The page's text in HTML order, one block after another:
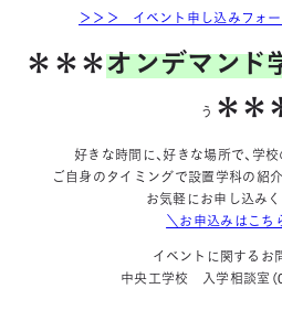
＞＞＞ イベント申し込みフォ
＊＊＊オンデマンド
う ＊＊
好きな時間に、好きな場所で、学
ご自身のタイミングで設置学科の紹
お気軽にお申し込みく
＼お申込みはこち
イベントに関するお
中央工学校 入学相談室（